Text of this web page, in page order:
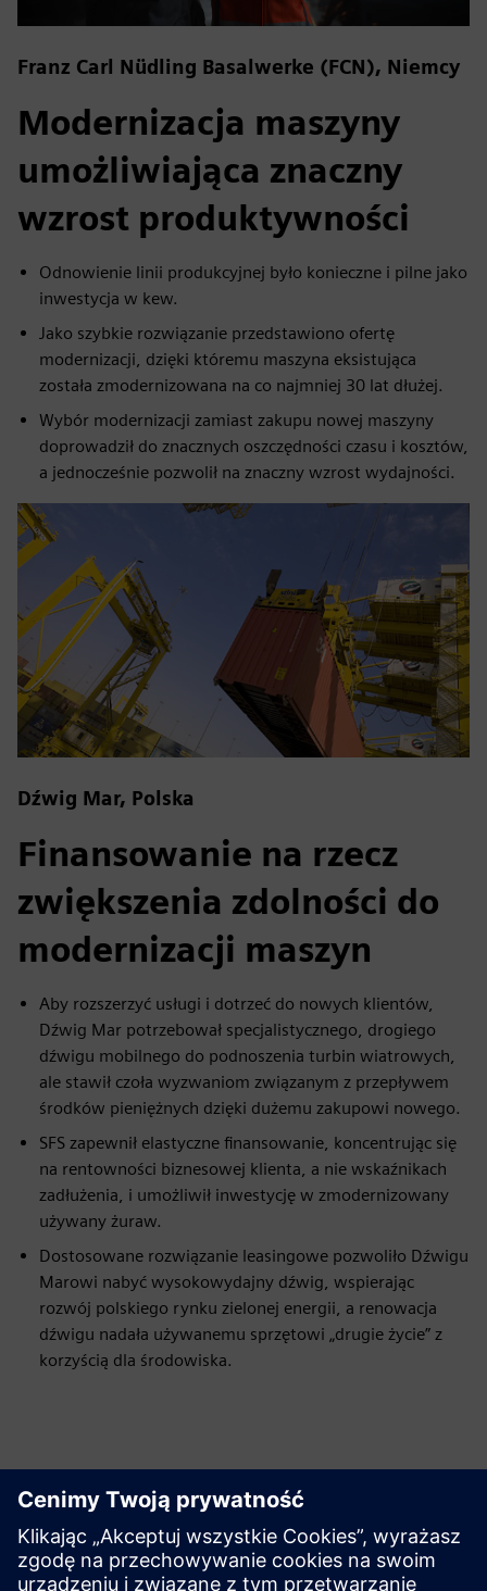
Franz Carl Nüdling Basalwerke (FCN), Niemcy
Modernizacja maszyny
umożliwiająca znaczny
wzrost produktywności
Odnowienie linii produkcyjnej było konieczne i pilne jako
inwestycja w kew.
Jako szybkie rozwiązanie przedstawiono ofertę
modernizacji, dzięki któremu maszyna eksistująca
została zmodernizowana na co najmniej 30 lat dłużej.
Wybór modernizacji zamiast zakupu nowej maszyny
doprowadził do znacznych oszczędności czasu i kosztów,
a jednocześnie pozwolił na znaczny wzrost wydajności.
Dźwig Mar, Polska
Finansowanie na rzecz
zwiększenia zdolności do
modernizacji maszyn
Aby rozszerzyć usługi i dotrzeć do nowych klientów,
Dźwig Mar potrzebował specjalistycznego, drogiego
dźwigu mobilnego do podnoszenia turbin wiatrowych,
ale stawił czoła wyzwaniom związanym z przepływem
środków pieniężnych dzięki dużemu zakupowi nowego.
SFS zapewnił elastyczne finansowanie, koncentrując się
na rentowności biznesowej klienta, a nie wskaźnikach
zadłużenia, i umożliwił inwestycję w zmodernizowany
używany żuraw.
Dostosowane rozwiązanie leasingowe pozwoliło Dźwigu
Marowi nabyć wysokowydajny dźwig, wspierając
rozwój polskiego rynku zielonej energii, a renowacja
dźwigu nadała używanemu sprzętowi „drugie życie” z
korzyścią dla środowiska.
Znajdź eksperta Financial
Services w Twojej okolicy